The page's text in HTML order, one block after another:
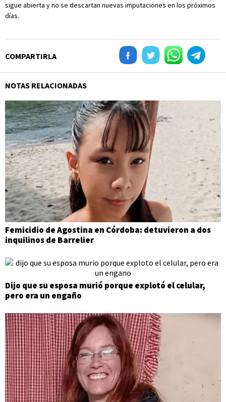
sigue abierta y no se descartan nuevas imputaciones en los próximos
días.
COMPARTIRLA
NOTAS RELACIONADAS
Femicidio de Agostina en Córdoba: detuvieron a dos
inquilinos de Barrelier
Dijo que su esposa murió porque explotó el celular,
pero era un engaño